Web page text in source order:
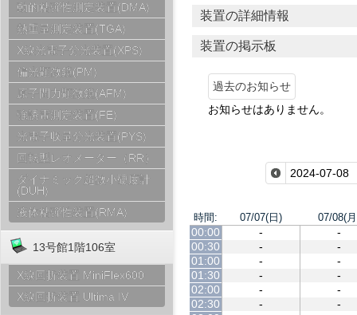
動的粘弾性測定装置(DMA)
熱重量測定装置(TGA)
X線光電子分光装置(XPS)
偏光顕微鏡(PM)
原子間力顕微鏡(AFM)
強誘電測定装置(FE)
光電子収量分光装置(PYS)
回転型レオメーター（RR）
ダイナミック超微小硬度計
(DUH)
液体粘弾性装置(RMA)
13号館1階106室
X線回折装置 MiniFlex600
X線回折装置 Ultima IV
装置の詳細情報
装置の掲示板
過去のお知らせ
お知らせはありません。
時間: 07/07(日) 07/08(
00:00 -
-
00:30
-
-
01:00
-
-
01:30
-
-
02:00
-
-
02:30
-
-